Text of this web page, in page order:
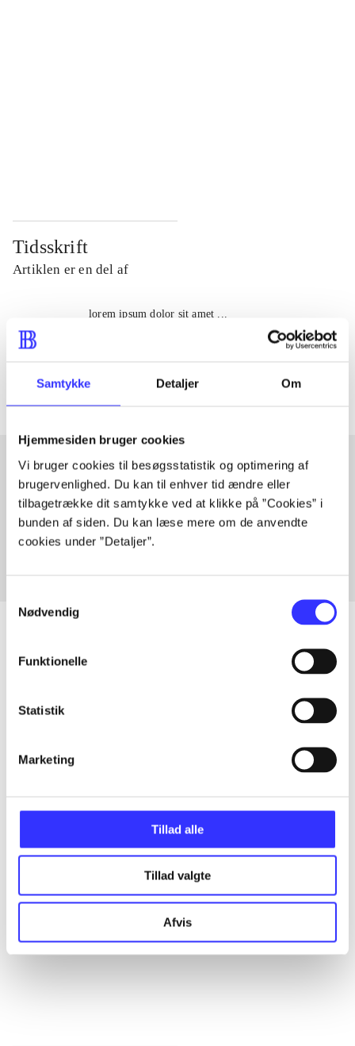
Samtykke Detaljer Om
Hjemmesiden bruger cookies
Vi bruger cookies til besøgsstatistik og optimering af
brugervenlighed. Du kan til enhver tid ændre eller
tilbagetrække dit samtykke ved at klikke på ”Cookies” i
bunden af siden. Du kan læse mere om de anvendte
cookies under ”Detaljer”.
Nødvendig
Funktionelle
Statistik
Marketing
Tillad alle
Tillad valgte
Afvis
Tidsskrift
Artiklen er en del af
lorem ipsum dolor sit amet ...
Artikler med samme emner
Fra
...
...